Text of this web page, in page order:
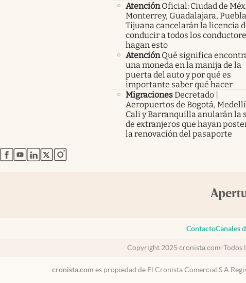
Atención Oficial: Ciudad de
Monterrey, Guadalajara,
Tijuana cancelarán la licencia
conducir a todos los
hagan esto
Atención Qué significa
una moneda en la manija de la
puerta del auto y por qué es
importante saber qué hacer
MigracionesDecretado |
Aeropuertos de Bogotá,
Cali y Barranquilla anularán la
de extranjeros que hayan
la renovación del pasaporte
abre en nueva pestaña
abre en nueva pestaña
abre en nueva pestaña
abre en nueva pestaña
abre en nueva pestaña
ContactoCanales
Copyright 2025 cronista.com Todos
cronista.com es propiedad de El Cronista Comercial S.A